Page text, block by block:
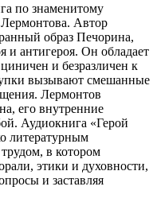
по знаменитому
Автор
образ Печорина,
и антигероя. Он обладает
и безразличен к
вызывают смешанные
Лермонтов
его внутренние
Аудиокнига «Герой
литературным
в котором
этики и духовности,
и заставляя